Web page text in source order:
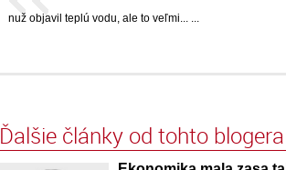
nuž objavil teplú vodu, ale to veľmi... ...
Ďalšie články od tohto blogera